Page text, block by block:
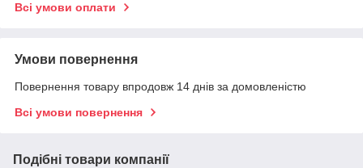
Всі умови оплати
Умови повернення
Повернення товару впродовж 14 днів за домовленістю
Всі умови повернення
Подібні товари компанії